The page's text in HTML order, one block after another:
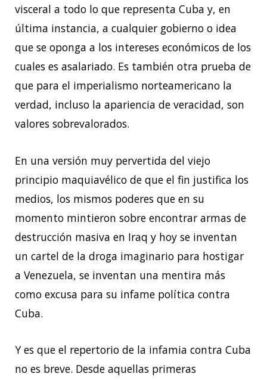
visceral a todo lo que representa Cuba y, en
última instancia, a cualquier gobierno o idea
que se oponga a los intereses económicos de los
cuales es asalariado. Es también otra prueba de
que para el imperialismo norteamericano la
verdad, incluso la apariencia de veracidad, son
valores sobrevalorados.
En una versión muy pervertida del viejo
principio maquiavélico de que el fin justifica los
medios, los mismos poderes que en su
momento mintieron sobre encontrar armas de
destrucción masiva en Iraq y hoy se inventan
un cartel de la droga imaginario para hostigar
a Venezuela, se inventan una mentira más
como excusa para su infame política contra
Cuba.
Y es que el repertorio de la infamia contra Cuba
no es breve. Desde aquellas primeras